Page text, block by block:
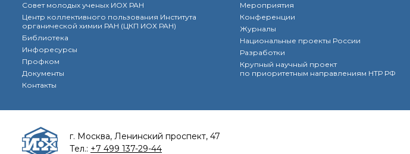
Совет молодых ученых ИОХ РАН
Центр коллективного пользования Института
органической химии РАН (ЦКП ИОХ РАН)
Библиотека
Инфоресурсы
Профком
Документы
Контакты
Мероприятия
Конференции
Журналы
Национальные проекты России
Разработки
Крупный научный проект
по приоритетным направлениям НТР РФ
г. Москва, Ленинский проспект, 47
Тел.: +7 499 137-29-44